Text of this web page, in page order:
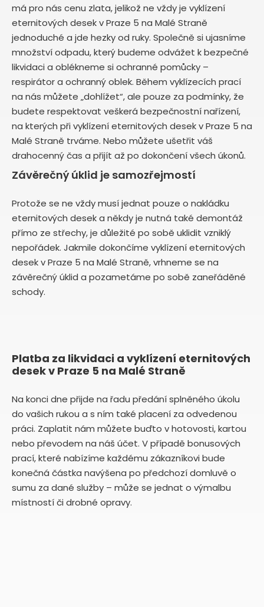
má pro nás cenu zlata, jelikož ne vždy je vyklízení
eternitových desek v Praze 5 na Malé Straně
jednoduché a jde hezky od ruky. Společně si ujasníme
množství odpadu, který budeme odvážet k bezpečné
likvidaci a oblékneme si ochranné pomůcky –
respirátor a ochranný oblek. Během vyklízecích prací
na nás můžete „dohlížet“, ale pouze za podmínky, že
budete respektovat veškerá bezpečnostní nařízení,
na kterých při vyklízení eternitových desek v Praze 5 na
Malé Straně trváme. Nebo můžete ušetřit váš
drahocenný čas a přijít až po dokončení všech úkonů.
Závěrečný úklid je samozřejmostí
Protože se ne vždy musí jednat pouze o nakládku
eternitových desek a někdy je nutná také demontáž
přímo ze střechy, je důležité po sobě uklidit vzniklý
nepořádek. Jakmile dokončíme vyklízení eternitových
desek v Praze 5 na Malé Straně, vrhneme se na
závěrečný úklid a pozametáme po sobě zaneřáděné
schody.
Platba za likvidaci a vyklízení eternitových
desek v Praze 5 na Malé Straně
Na konci dne přijde na řadu předání splněného úkolu
do vašich rukou a s ním také placení za odvedenou
práci. Zaplatit nám můžete buďto v hotovosti, kartou
nebo převodem na náš účet. V případě bonusových
prací, které nabízíme každému zákazníkovi bude
konečná částka navýšena po předchozí domluvě o
sumu za dané služby – může se jednat o výmalbu
místností či drobné opravy.